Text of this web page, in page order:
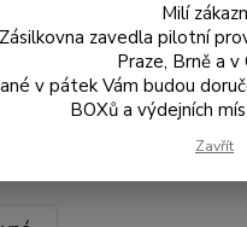
Milí
zavedla pilotní
Praze, Brně a v
v pátek Vám budou
BOXů a výdejních
Zavřít